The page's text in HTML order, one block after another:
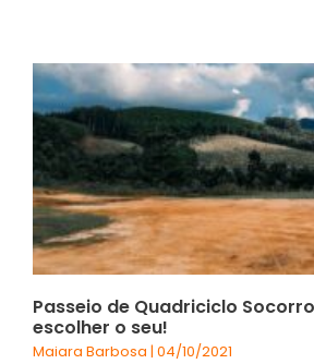
Passeio de Quadriciclo
escolher o seu!
Maiara Barbosa 04/10/2021